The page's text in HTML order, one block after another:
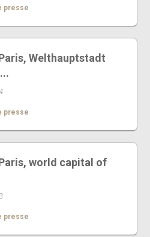
presse
Welthauptstadt
presse
world capital of
presse